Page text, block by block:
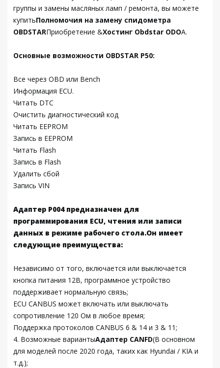
группы и замены масляных ламп / ремонта, вы можете
купитьПолномочия на замену спидометра
OBDSTARПриобретение &Хостинг Obdstar ODOА.
Основные возможности OBDSTAR P50:
Все через OBD или Bench
Информация ECU.
Читать DTC
Очистить диагностический код
Читать EEPROM
Запись в EEPROM
Читать Flash
Запись в Flash
Удалить сбой
Запись VIN
Адаптер P004 предназначен для
программирования ECU, чтения или записи
данных в режиме рабочего стола.Он имеет
следующие преимущества:
Независимо от того, включается или выключается
кнопка питания 12В, программное устройство
поддерживает нормальную связь;
ECU CANBUS может включать или выключать
сопротивление 120 Ом в любое время;
Поддержка протоколов CANBUS 6 & 14 и 3 & 11;
4. Возможные вариантыАдаптер CANFD(В основном
для моделей после 2020 года, таких как Hyundai / KIA и
т.д.);